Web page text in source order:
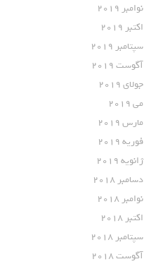
نوامبر 2019
اکتبر 2019
سپتامبر 2019
آگوست 2019
جولای 2019
می 2019
مارس 2019
فوریه 2019
ژانویه 2019
دسامبر 2018
نوامبر 2018
اکتبر 2018
سپتامبر 2018
آگوست 2018